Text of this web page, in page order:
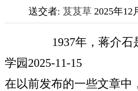
送交者: 芨芨草 2025年12
1937年，蒋介
学园2025-11-15
在以前发布的一些文章中